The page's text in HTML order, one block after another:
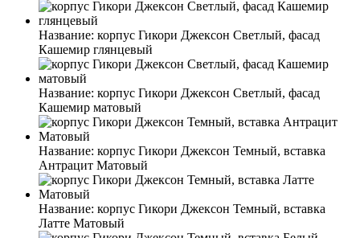
Название: корпус Гикори Джексон Светлый, фасад
Кашемир глянцевый
Название: корпус Гикори Джексон Светлый, фасад
Кашемир матовый
Название: корпус Гикори Джексон Темный, вставка
Антрацит Матовый
Название: корпус Гикори Джексон Темный, вставка
Латте Матовый